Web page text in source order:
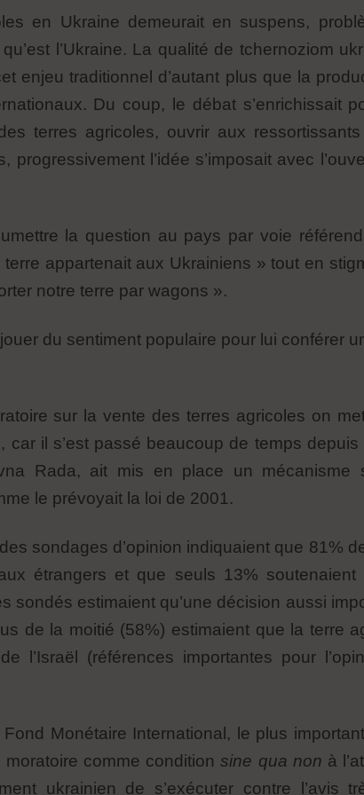
en Ukraine demeurait en suspens,
l’Ukraine. La qualité de tchernoziom
enjeu traditionnel d’autant plus que la
Du coup, le débat s’enrichissait
terres agricoles, ouvrir aux
l’idée s’imposait avec
la question au pays par voie
appartenait aux Ukrainiens » tout en
notre terre par wagons ».
du sentiment populaire pour lui conférer
sur la vente des terres agricoles on
il s’est passé beaucoup de temps depuis
Rada, ait mis en place un mécanisme
le prévoyait la loi de 2001.
sondages d’opinion indiquaient que 81%
étrangers et que seuls 13% soutenaient
sondés estimaient qu’une décision aussi
de la moitié (58%) estimaient que la terre
l’Israël (références importantes pour
Monétaire International, le plus
moratoire comme conditionsine qua non à
ukrainien de s’exécuter contre l’avis